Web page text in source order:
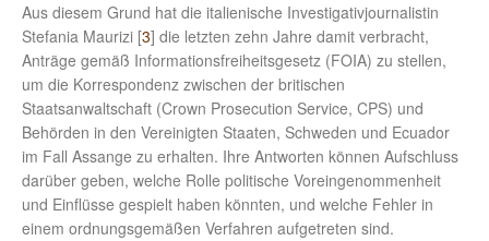
Aus diesem Grund hat die italienische Investigativjournalistin
Stefania Maurizi [3] die letzten zehn Jahre damit verbracht,
Anträge gemäß Informationsfreiheitsgesetz (FOIA) zu stellen,
um die Korrespondenz zwischen der britischen
Staatsanwaltschaft (Crown Prosecution Service, CPS) und
Behörden in den Vereinigten Staaten, Schweden und Ecuador
im Fall Assange zu erhalten. Ihre Antworten können Aufschluss
darüber geben, welche Rolle politische Voreingenommenheit
und Einflüsse gespielt haben könnten, und welche Fehler in
einem ordnungsgemäßen Verfahren aufgetreten sind.